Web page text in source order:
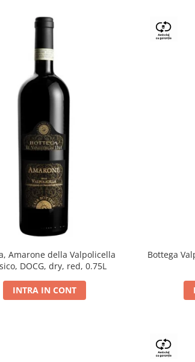
Amarone della Valpolicella
DOCG, dry, red, 0.75L
INTRA IN CONT
Bottega